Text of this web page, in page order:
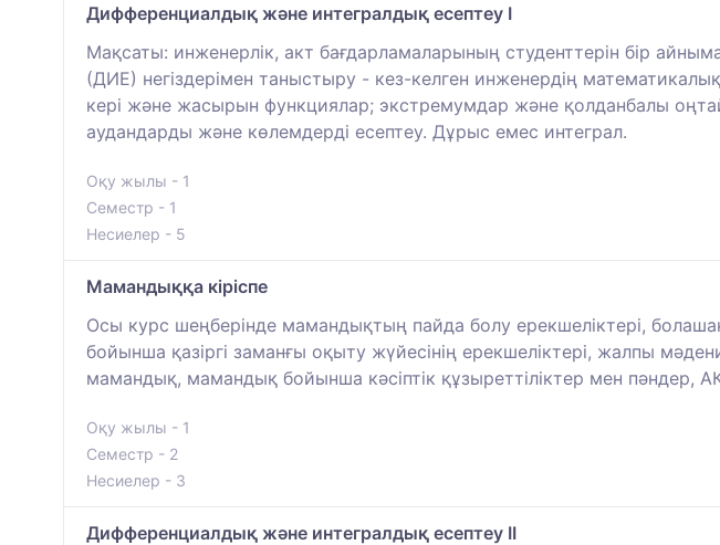
Дифференциалдық және интегралдық есептеу I
Мақсаты: инженерлік, акт бағдарламаларының студенттерін бір
(ДИЕ) негіздерімен таныстыру - кез-келген инженердің математикалық
кері және жасырын функциялар; экстремумдар және қолданбалы
аудандарды және көлемдерді есептеу. Дұрыс емес интеграл.
Оқу жылы - 1
Семестр - 1
Несиелер - 5
Мамандыққа кіріспе
Осы курс шеңберінде мамандықтың пайда болу ерекшеліктері,
бойынша қазіргі заманғы оқыту жүйесінің ерекшеліктері, жалпы
мамандық, мамандық бойынша кәсіптік құзыреттіліктер мен пәндер,
Оқу жылы - 1
Семестр - 2
Несиелер - 3
Дифференциалдық және интегралдық есептеу II